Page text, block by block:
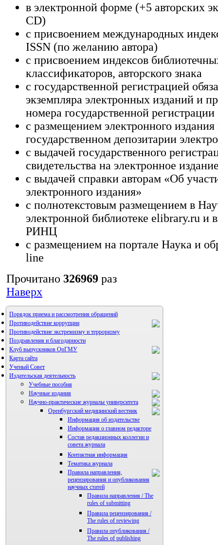
в электронной форме (+5 авторских
CD)
с присвоением международных
ISSN (по желанию автора)
с присвоением индексов
классификаторов, авторского знака
с государственной регистрацией
экземпляра электронных изданий и
номера государственной регистрации
с размещением электронного издания
государственном депозитарии
с выдачей государственного
свидетельства на электронное
с выдачей справки авторам «Об
электронного издания»
с полнотекстовым размещением в
электронной библиотеке elibrary.ru и
РИНЦ
с размещением на портале Наука и
line
Прочитано 326969 раз
Наверх
Порядок приема и рассмотрения обращений
Противодействие коррупции
Противодействие экстремизму и терроризму
Поздравления и благодарности
Клуб выпускников ОрГМУ
Карта сайта
Ученый Совет
Издательская деятельность
Учебные пособия
Научные издания
Научно-практические журналы университета
Оренбургский медицинский вестник
Информация об издательстве
Информация о главном редакторе
Состав редакционных коллегии и
совета журнала
Контактная информация
Тематика журнала
Правила направления,
рецензирования и опубликования
научных статей
Правила направления / The
rules of submitting
Правила рецензирования /
The rules of reviewing
Правила опубликования /
The rules of publishing